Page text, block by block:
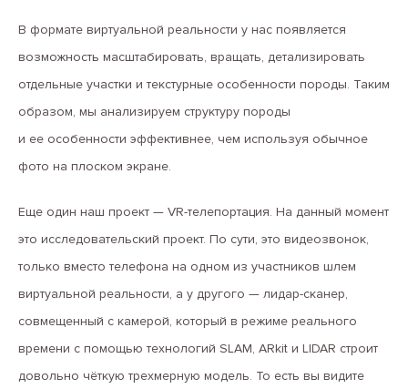
В формате виртуальной реальности у нас появляется
возможность масштабировать, вращать, детализировать
отдельные участки и текстурные особенности породы. Таким
образом, мы анализируем структуру породы
и ее особенности эффективнее, чем используя обычное
фото на плоском экране.
Еще один наш проект — VR-телепортация. На данный момент
это исследовательский проект. По сути, это видеозвонок,
только вместо телефона на одном из участников шлем
виртуальной реальности, а у другого — лидар-сканер,
совмещенный с камерой, который в режиме реального
времени с помощью технологий SLAM, ARkit и LIDAR строит
довольно чёткую трехмерную модель. То есть вы видите